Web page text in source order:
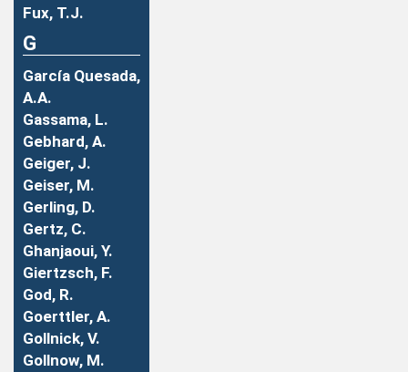
Fux, T.J.
G
García Quesada,
A.A.
Gassama, L.
Gebhard, A.
Geiger, J.
Geiser, M.
Gerling, D.
Gertz, C.
Ghanjaoui, Y.
Giertzsch, F.
God, R.
Goerttler, A.
Gollnick, V.
Gollnow, M.